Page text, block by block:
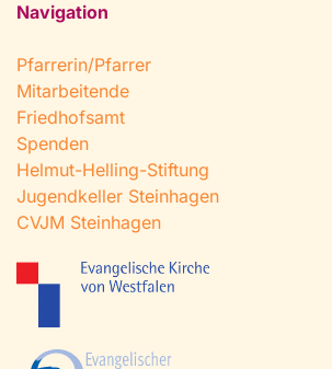
Navigation
Pfarrerin/Pfarrer
Mitarbeitende
Friedhofsamt
Spenden
Helmut-Helling-Stiftung
Jugendkeller Steinhagen
CVJM Steinhagen